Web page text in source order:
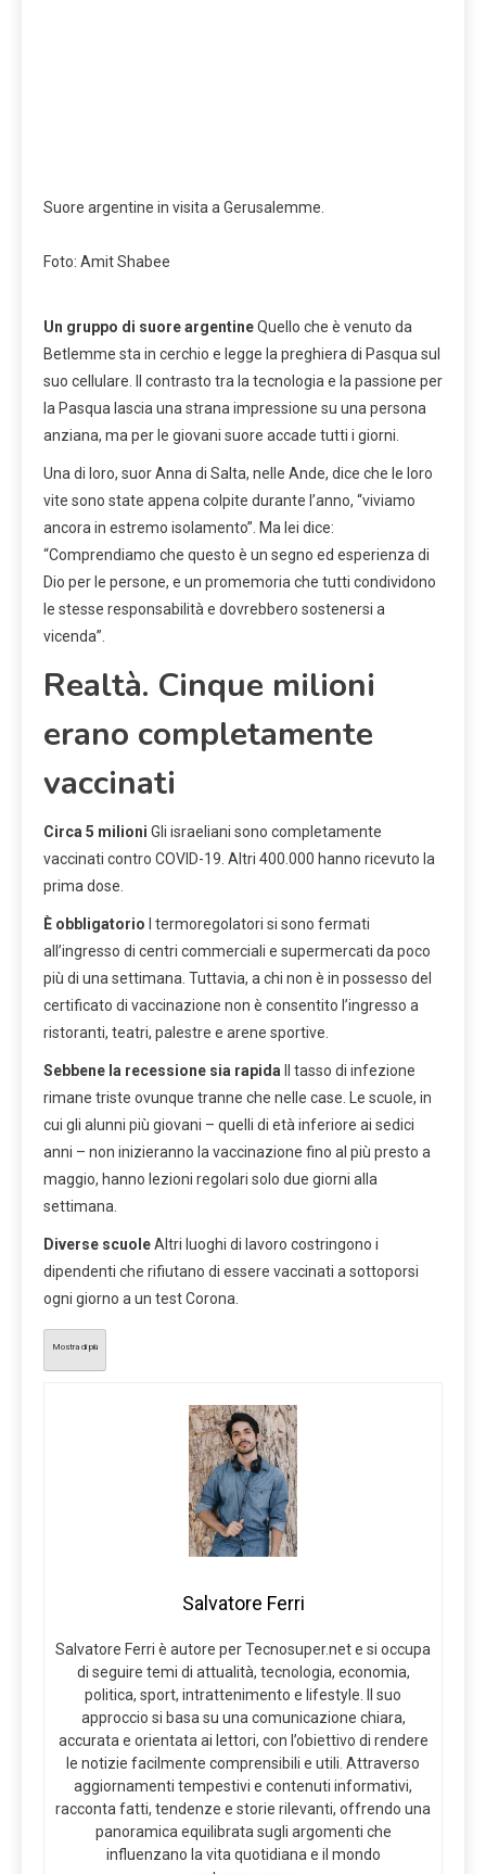
Suore argentine in visita a Gerusalemme.
Foto: Amit Shabee
Un gruppo di suore argentineQuello che è venuto da
Betlemme sta in cerchio e legge la preghiera di Pasqua sul
suo cellulare. Il contrasto tra la tecnologia e la passione per
la Pasqua lascia una strana impressione su una persona
anziana, ma per le giovani suore accade tutti i giorni.
Una di loro, suor Anna di Salta, nelle Ande, dice che le loro
vite sono state appena colpite durante l’anno, “viviamo
ancora in estremo isolamento”. Ma lei dice:
“Comprendiamo che questo è un segno ed esperienza di
Dio per le persone, e un promemoria che tutti condividono
le stesse responsabilità e dovrebbero sostenersi a
vicenda”.
Realtà. Cinque milioni
erano completamente
vaccinati
Circa 5 milioni Gli israeliani sono completamente
vaccinati contro COVID-19. Altri 400.000 hanno ricevuto la
prima dose.
È obbligatorio I termoregolatori si sono fermati
all’ingresso di centri commerciali e supermercati da poco
più di una settimana. Tuttavia, a chi non è in possesso del
certificato di vaccinazione non è consentito l’ingresso a
ristoranti, teatri, palestre e arene sportive.
Sebbene la recessione sia rapida Il tasso di infezione
rimane triste ovunque tranne che nelle case. Le scuole, in
cui gli alunni più giovani – quelli di età inferiore ai sedici
anni – non inizieranno la vaccinazione fino al più presto a
maggio, hanno lezioni regolari solo due giorni alla
settimana.
Diverse scuoleAltri luoghi di lavoro costringono i
dipendenti che rifiutano di essere vaccinati a sottoporsi
ogni giorno a un test Corona.
Mostra di più
Salvatore Ferri
Salvatore Ferri è autore per Tecnosuper.net e si occupa
di seguire temi di attualità, tecnologia, economia,
politica, sport, intrattenimento e lifestyle. Il suo
approccio si basa su una comunicazione chiara,
accurata e orientata ai lettori, con l’obiettivo di rendere
le notizie facilmente comprensibili e utili. Attraverso
aggiornamenti tempestivi e contenuti informativi,
racconta fatti, tendenze e storie rilevanti, offrendo una
panoramica equilibrata sugli argomenti che
influenzano la vita quotidiana e il mondo